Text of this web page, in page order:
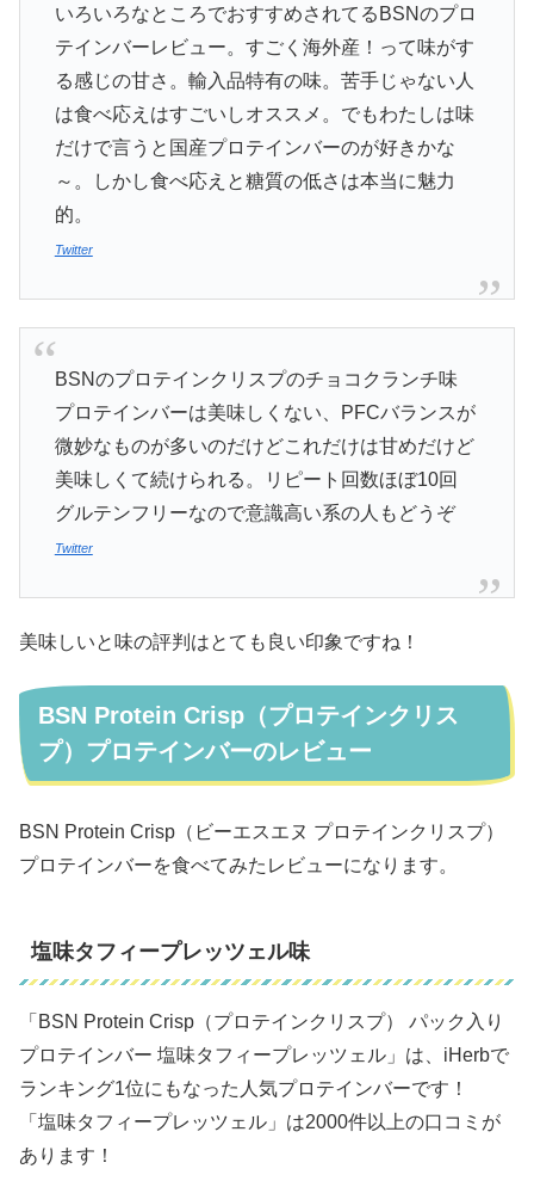
いろいろなところでおすすめされてるBSNのプロ
テインバーレビュー。すごく海外産！って味がす
る感じの甘さ。輸入品特有の味。苦手じゃない人
は食べ応えはすごいしオススメ。でもわたしは味
だけで言うと国産プロテインバーのが好きかな
～。しかし食べ応えと糖質の低さは本当に魅力
的。
Twitter
BSNのプロテインクリスプのチョコクランチ味
プロテインバーは美味しくない、PFCバランスが
微妙なものが多いのだけどこれだけは甘めだけど
美味しくて続けられる。リピート回数ほぼ10回
グルテンフリーなので意識高い系の人もどうぞ
Twitter
美味しいと味の評判はとても良い印象ですね！
BSN Protein Crisp（プロテインクリス
プ）プロテインバーのレビュー
BSN Protein Crisp（ビーエスエヌ プロテインクリスプ）
プロテインバーを食べてみたレビューになります。
塩味タフィープレッツェル味
「BSN Protein Crisp（プロテインクリスプ） パック入り
プロテインバー 塩味タフィープレッツェル」は、iHerbで
ランキング1位にもなった人気プロテインバーです！
「塩味タフィープレッツェル」は2000件以上の口コミが
あります！